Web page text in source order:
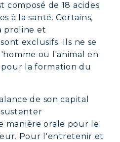
composé de 18 acides
à la santé. Certains,
proline et
exclusifs. Ils ne se
ou l'animal en
la formation du
de son capital
manière orale pour le
Pour l'entretenir et